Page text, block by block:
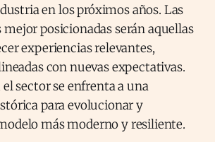
en los próximos años. Las
posicionadas serán aquellas
experiencias relevantes,
con nuevas expectativas.
el sector se enfrenta a una
para evolucionar y
más moderno y resiliente.